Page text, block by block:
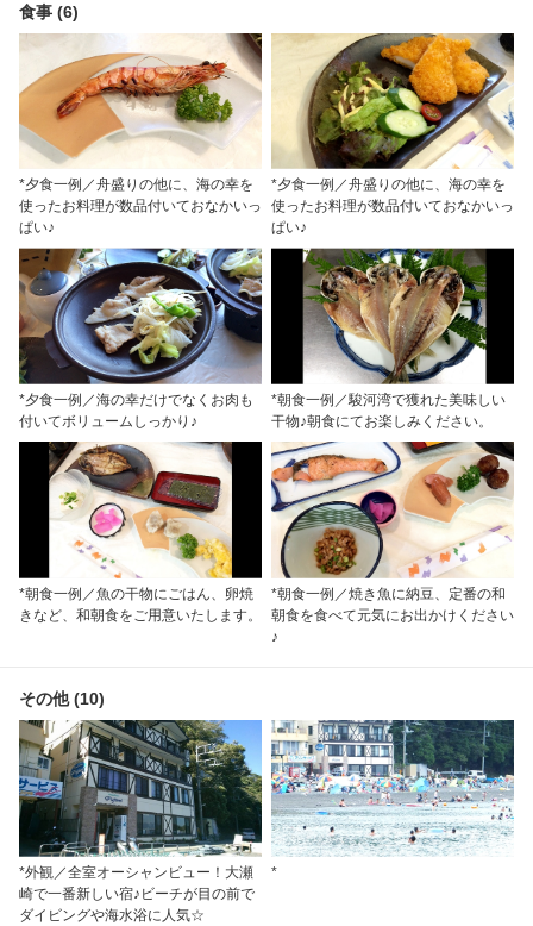
食事 (6)
*夕食一例／舟盛りの他に、海の幸を
使ったお料理が数品付いておなかいっ
ぱい♪
*夕食一例／舟盛りの他に、海の幸を
使ったお料理が数品付いておなかいっ
ぱい♪
*夕食一例／海の幸だけでなくお肉も
付いてボリュームしっかり♪
*朝食一例／駿河湾で獲れた美味しい
干物♪朝食にてお楽しみください。
*朝食一例／魚の干物にごはん、卵焼
きなど、和朝食をご用意いたします。
*朝食一例／焼き魚に納豆、定番の和
朝食を食べて元気にお出かけください
♪
その他 (10)
*外観／全室オーシャンビュー！大瀬
崎で一番新しい宿♪ビーチが目の前で
ダイビングや海水浴に人気☆
*